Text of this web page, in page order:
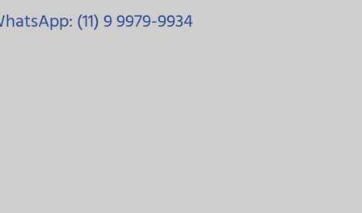
(11) 9 9979-9934